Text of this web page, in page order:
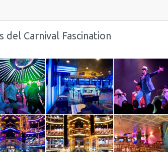
del Carnival Fascination